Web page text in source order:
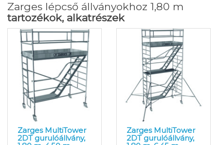
Zarges lépcső állványokhoz 1,80 m
tartozékok, alkatrészek
Zarges MultiTower
2DT gurulóállvány,
Zarges MultiTower
2DT gurulóállvány,